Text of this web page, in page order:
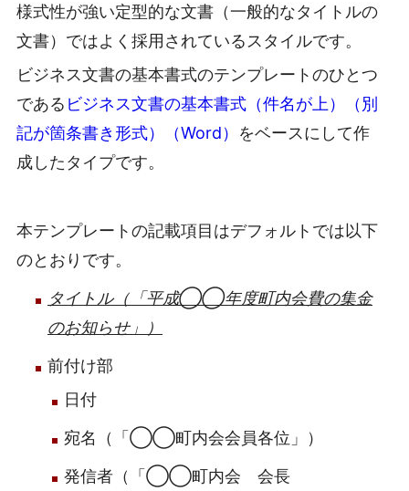
様式性が強い定型的な文書（一般的なタイトルの
文書）ではよく採用されているスタイルです。
ビジネス文書の基本書式のテンプレートのひとつ
である ビジネス文書の基本書式（件名が上）（別
記が箇条書き形式）（Word） をベースにして作
成したタイプです。
本テンプレートの記載項目はデフォルトでは以下
のとおりです。
タイトル（「平成◯◯年度町内会費の集金
のお知らせ」）
前付け部
日付
宛名（「◯◯町内会会員各位」）
発信者（「◯◯町内会 会長